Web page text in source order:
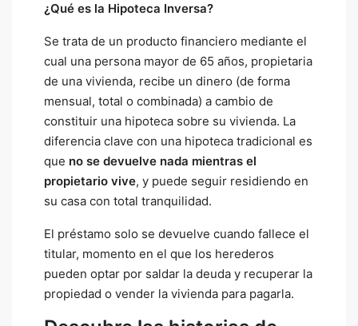
¿Qué es la Hipoteca Inversa?
Se trata de un producto financiero mediante el
cual una persona mayor de 65 años, propietaria
de una vivienda, recibe un dinero (de forma
mensual, total o combinada) a cambio de
constituir una hipoteca sobre su vivienda. La
diferencia clave con una hipoteca tradicional es
que no se devuelve nada mientras el
propietario vive, y puede seguir residiendo en
su casa con total tranquilidad.
El préstamo solo se devuelve cuando fallece el
titular, momento en el que los herederos
pueden optar por saldar la deuda y recuperar la
propiedad o vender la vivienda para pagarla.